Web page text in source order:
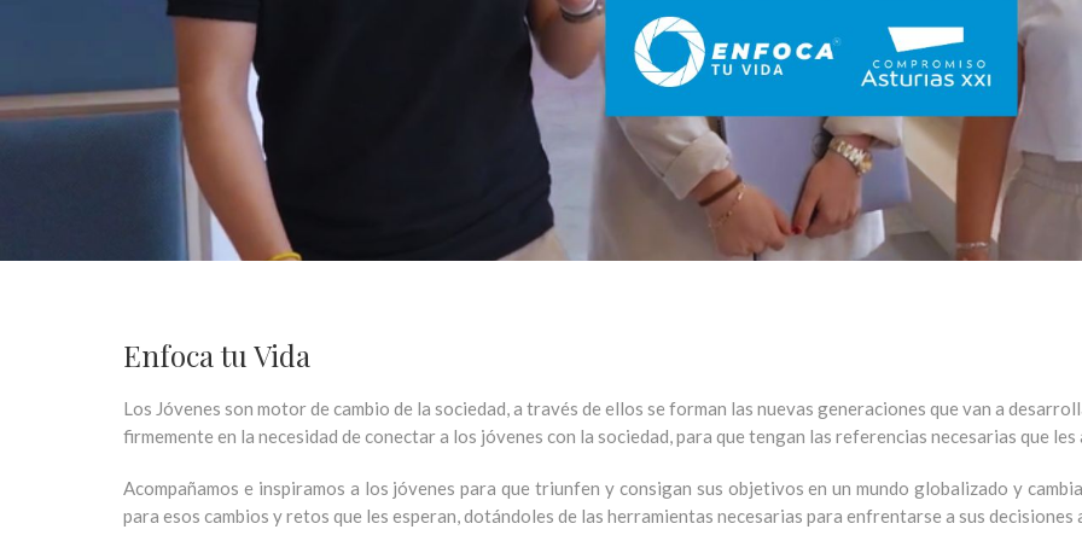
Enfoca tu Vida
Los Jóvenes son motor de cambio de la sociedad, a través de ellos se forman las nuevas generaciones que van a
firmemente en la necesidad de conectar a los jóvenes con la sociedad, para que tengan las referencias necesarias que
Acompañamos e inspiramos a los jóvenes para que triunfen y consigan sus objetivos en un mundo globalizado y
para esos cambios y retos que les esperan, dotándoles de las herramientas necesarias para enfrentarse a sus decisiones